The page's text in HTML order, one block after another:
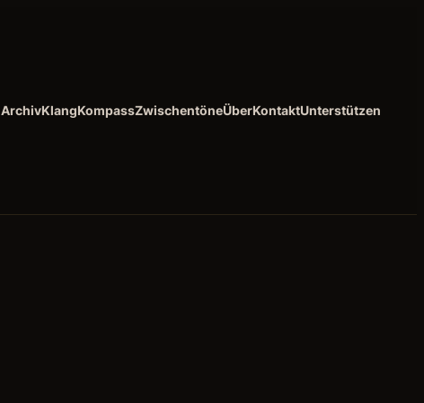
ArchivKlangKompassZwischentöneÜberKontaktUnterstützen